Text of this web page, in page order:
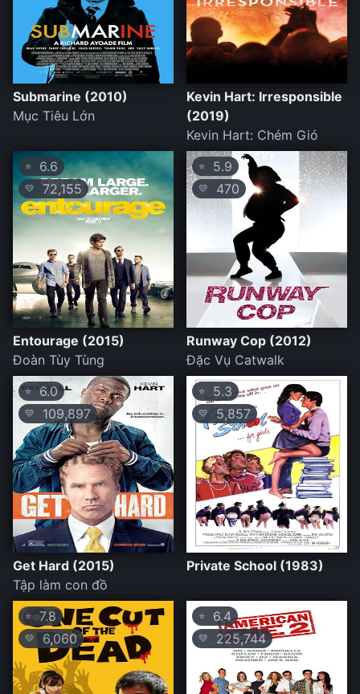
Submarine (2010)
Mục Tiêu Lớn
Kevin Hart: Irresponsible
(2019)
Kevin Hart: Chém Gió
⭐ 6.6
💛 72,155
Entourage (2015)
Đoàn Tùy Tùng
⭐ 5.9
💛 470
Runway Cop (2012)
Đặc Vụ Catwalk
⭐ 6.0
💛 109,897
Get Hard (2015)
Tập làm con đồ
⭐ 5.3
💛 5,857
Private School (1983)
⭐ 7.8
💛 6,060
⭐ 6.4
💛 225,744